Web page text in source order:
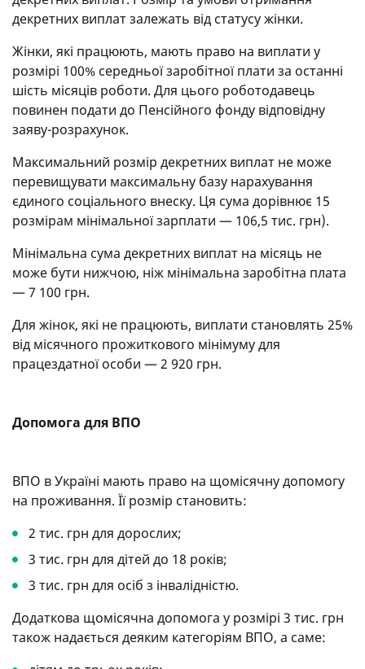
декретних виплат залежать від статусу жінки.
Жінки, які працюють, мають право на виплати у
розмірі 100% середньої заробітної плати за останні
шість місяців роботи. Для цього роботодавець
повинен подати до Пенсійного фонду відповідну
заяву-розрахунок.
Максимальний розмір декретних виплат не може
перевищувати максимальну базу нарахування
єдиного соціального внеску. Ця сума дорівнює 15
розмірам мінімальної зарплати — 106,5 тис. грн).
Мінімальна сума декретних виплат на місяць не
може бути нижчою, ніж мінімальна заробітна плата
— 7 100 грн.
Для жінок, які не працюють, виплати становлять 25%
від місячного прожиткового мінімуму для
працездатної особи — 2 920 грн.
Допомога для ВПО
ВПО в Україні мають право на щомісячну допомогу
на проживання. Її розмір становить:
2 тис. грн для дорослих;
3 тис. грн для дітей до 18 років;
3 тис. грн для осіб з інвалідністю.
Додаткова щомісячна допомога у розмірі 3 тис. грн
також надається деяким категоріям ВПО, а саме: